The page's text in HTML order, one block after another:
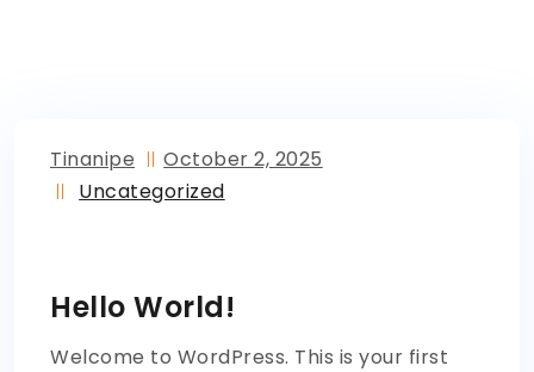
Tinanipe
October 2, 2025
Uncategorized
Hello World!
Welcome to WordPress. This is your first